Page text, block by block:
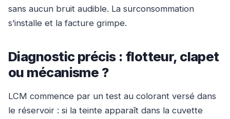
sans aucun bruit audible. La surconsommation
s’installe et la facture grimpe.
Diagnostic précis : flotteur, clapet
ou mécanisme ?
LCM commence par un test au colorant versé dans
le réservoir : si la teinte apparaît dans la cuvette